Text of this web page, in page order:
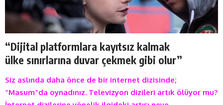
“Dijital platformlara kayıtsız kalmak
ülke sınırlarına duvar çekmek gibi olur”
Siz aslında daha önce de bir internet dizisinde;
“Masum”da oynadınız. Televizyon dizileri artık ölüyor mu?